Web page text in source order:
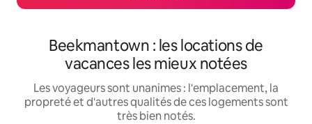
Beekmantown : les locations de
vacances les mieux notées
Les voyageurs sont unanimes : l'emplacement, la
propreté et d'autres qualités de ces logements sont
très bien notés.